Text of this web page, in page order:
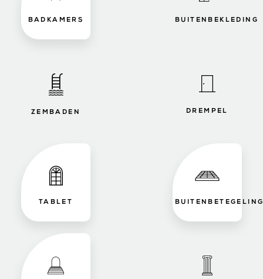
BADKAMERS BUITENBEKLEDING
ZEMBADEN DREMPEL
TABLET